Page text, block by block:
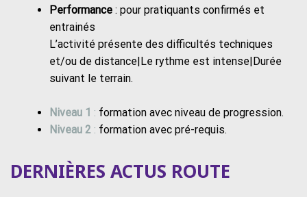
Performance: pour pratiquants confirmés et
entrainés
L’activité présente des difficultés techniques
et/ou de distance|Le rythme est intense|Durée
suivant le terrain.
Niveau 1 : formation avec niveau de progression.
Niveau 2: formation avec pré-requis.
DERNIÈRES ACTUS ROUTE